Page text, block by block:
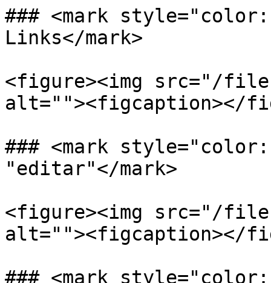
### <mark
Links</mark>
<figure><img src="/
alt=""><figcaption></
### <mark
"editar"</mark>
<figure><img src="/files/
alt=""><figcaption></
### <mark